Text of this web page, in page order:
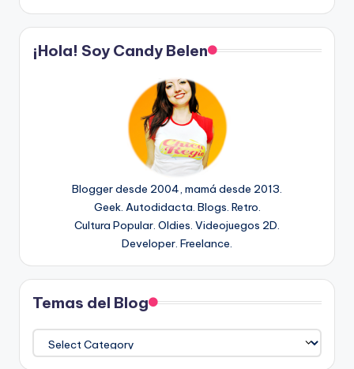
¡Hola! Soy Candy Belen
Blogger desde 2004, mamá desde 2013.
Geek. Autodidacta. Blogs. Retro.
Cultura Popular. Oldies. Videojuegos 2D.
Developer. Freelance.
Temas del Blog
Temas
del